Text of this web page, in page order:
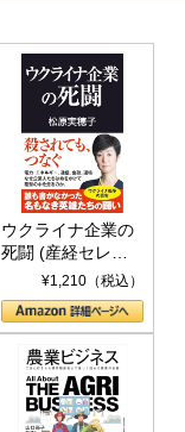
ウクライナ企業の
死闘 (産経セレク
ト S 039)¥1,210（税込）